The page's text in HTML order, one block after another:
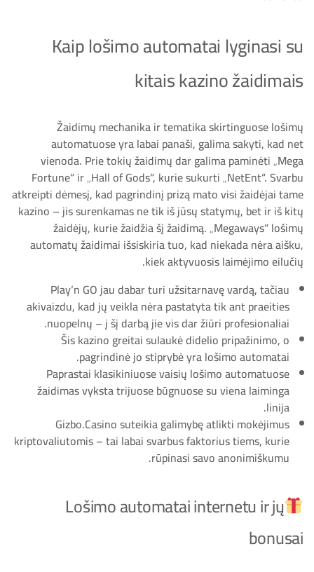
Kaip lošimo automatai lyginasi su
kitais kazino žaidimais
Žaidimų mechanika ir tematika skirtinguose lošimų
automatuose yra labai panaši, galima sakyti, kad net
vienoda. Prie tokių žaidimų dar galima paminėti „Mega
Fortune“ ir „Hall of Gods“, kurie sukurti „NetEnt“. Svarbu
atkreipti dėmesį, kad pagrindinį prizą mato visi žaidėjai tame
kazino – jis surenkamas ne tik iš jūsų statymų, bet ir iš kitų
žaidėjų, kurie žaidžia šį žaidimą. „Megaways“ lošimų
automatų žaidimai išsiskiria tuo, kad niekada nėra aišku,
kiek aktyvuosis laimėjimo eilučių.
Play‘n GO jau dabar turi užsitarnavę vardą, tačiau
akivaizdu, kad jų veikla nėra pastatyta tik ant praeities
nuopelnų – į šį darbą jie vis dar žiūri profesionaliai.
Šis kazino greitai sulaukė didelio pripažinimo, o
pagrindinė jo stiprybė yra lošimo automatai.
Paprastai klasikiniuose vaisių lošimo automatuose
žaidimas vyksta trijuose būgnuose su viena laiminga
linija.
Gizbo.Casino suteikia galimybę atlikti mokėjimus
kriptovaliutomis – tai labai svarbus faktorius tiems, kurie
rūpinasi savo anonimiškumu.
Lošimo automatai internetu ir jų
bonusai